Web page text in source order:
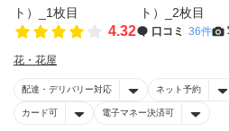
4.32 口コミ 36件
花・花屋
配達・デリバリー対応 ネット予約
カード可 電子マネー決済可